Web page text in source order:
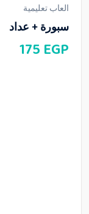
العاب تعليمية
سبورة + عداد
175 EGP